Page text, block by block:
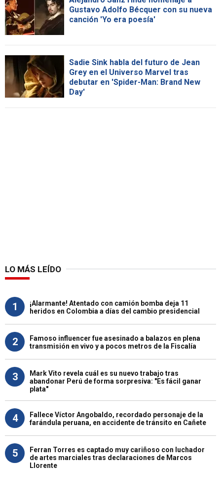
Gustavo Adolfo Bécquer con su nueva
canción 'Yo era poesía'
Sadie Sink habla del futuro de Jean
Grey en el Universo Marvel tras
debutar en 'Spider-Man: Brand New
Day'
LO MÁS LEÍDO
1
¡Alarmante! Atentado con camión bomba deja 11
heridos en Colombia a días del cambio presidencial
2
Famoso influencer fue asesinado a balazos en plena
transmisión en vivo y a pocos metros de la Fiscalía
3
Mark Vito revela cuál es su nuevo trabajo tras
abandonar Perú de forma sorpresiva: "Es fácil ganar
plata"
4
Fallece Víctor Angobaldo, recordado personaje de la
farándula peruana, en accidente de tránsito en Cañete
5
Ferran Torres es captado muy cariñoso con luchador
de artes marciales tras declaraciones de Marcos
Llorente